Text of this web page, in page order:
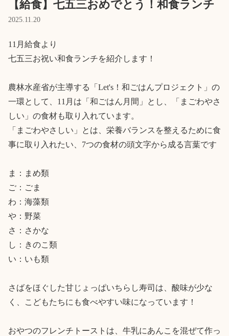
【給食】七五三おめでとう！和食ランチ
2025.11.20
11月給食より
七五三お祝い和食ランチを紹介します！
農林水産省が主導する「Let's！和ごはんプロジェクト」の
一環として、11月は「和ごはん月間」とし、「まごわやさ
しい」の食材も取り入れています。
「まごわやさしい」とは、栄養バランスを整えるために食
事に取り入れたい、7つの食材の頭文字から成る言葉です
ま：まめ類
ご：ごま
わ：海藻類
や：野菜
さ：さかな
し：きのこ類
い：いも類
さばをほぐした甘じょっぱいちらし寿司は、酸味が少な
く、こどもたちにも食べやすい味になっています！
おやつのフレンチトーストは、牛乳にあんこを混ぜて作っ